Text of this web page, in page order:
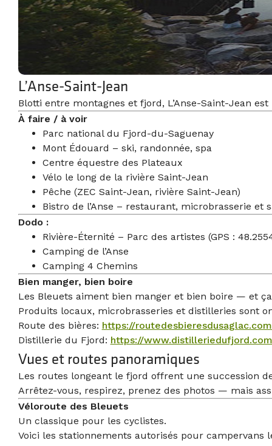
L’Anse-Saint-Jean
Blotti entre montagnes et fjord, L’Anse-Saint-Jean
À faire / à voir
Parc national du Fjord-du-Saguenay
Mont Édouard – ski, randonnée, spa
Centre équestre des Plateaux
Vélo le long de la rivière Saint-Jean
Pêche (ZEC Saint-Jean, rivière Saint-Jean)
Bistro de l’Anse – restaurant, microbrasserie et
Dodo :
Rivière-Éternité – Parc des artistes (GPS :
Camping de l’Anse
Camping 4 Chemins
Bien manger, bien boire
Les Bleuets aiment bien manger et bien boire — et
Produits locaux, microbrasseries et distilleries sont
Route des bières: https://
Distillerie du Fjord: https://
Vues et routes panoramiques
Les routes longeant le fjord offrent une succession
Arrêtez-vous, respirez, prenez des photos — mais
Véloroute des Bleuets
Un classique pour les cyclistes.
Voici les stationnements autorisés pour campervans